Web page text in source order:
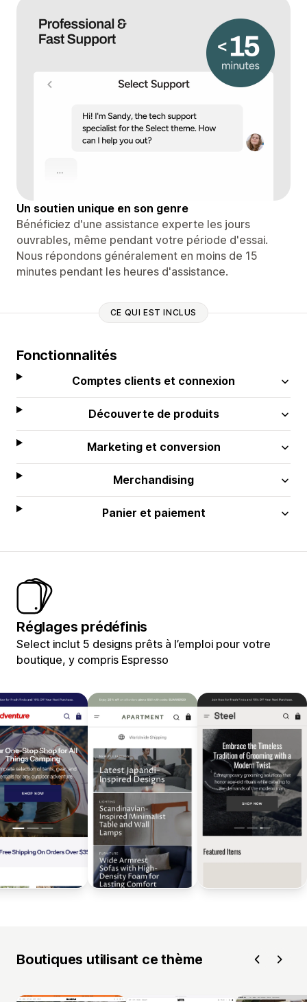
Un soutien unique en son genre
Bénéficiez d'une assistance experte les jours
ouvrables, même pendant votre période d'essai.
Nous répondons généralement en moins de 15
minutes pendant les heures d'assistance.
CE QUI EST INCLUS
Fonctionnalités
Comptes clients et connexion
Découverte de produits
Marketing et conversion
Merchandising
Panier et paiement
Réglages prédéfinis
Select inclut 5 designs prêts à l’emploi pour votre
boutique, y compris Espresso
Boutiques utilisant ce thème